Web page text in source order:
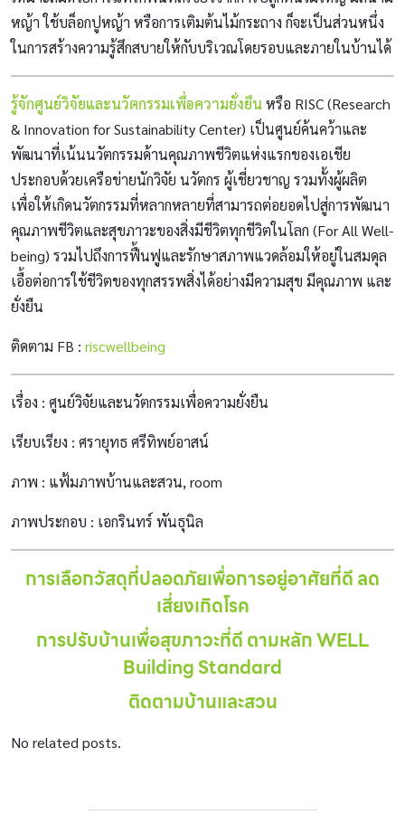
หญ้า ใช้บล็อกปูหญ้า หรือการเติมต้นไม้กระถาง ก็จะเป็นส่วนหนึ่ง
ในการสร้างความรู้สึกสบายให้กับบริเวณโดยรอบและภายในบ้านได้
รู้จักศูนย์วิจัยและนวัตกรรมเพื่อความยั่งยืนหรือ RISC (Research
& Innovation for Sustainability Center) เป็นศูนย์ค้นคว้าและ
พัฒนาที่เน้นนวัตกรรมด้านคุณภาพชีวิตแห่งแรกของเอเชีย
ประกอบด้วยเครือข่ายนักวิจัย นวัตกร ผู้เชี่ยวชาญ รวมทั้งผู้ผลิต
เพื่อให้เกิดนวัตกรรมที่หลากหลายที่สามารถต่อยอดไปสู่การพัฒนา
คุณภาพชีวิตและสุขภาวะของสิ่งมีชีวิตทุกชีวิตในโลก (For All Well-
being) รวมไปถึงการฟื้นฟูและรักษาสภาพแวดล้อมให้อยู่ในสมดุล
เอื้อต่อการใช้ชีวิตของทุกสรรพสิ่งได้อย่างมีความสุข มีคุณภาพ และ
ยั่งยืน
ติดตาม FB : riscwellbeing
เรื่อง : ศูนย์วิจัยและนวัตกรรมเพื่อความยั่งยืน
เรียบเรียง : ศรายุทธ ศรีทิพย์อาสน์
ภาพ : แฟ้มภาพบ้านและสวน, room
ภาพประกอบ : เอกรินทร์ พันธุนิล
การเลือกวัสดุที่ปลอดภัยเพื่อการอยู่อาศัยที่ดี ลด
เสี่ยงเกิดโรค
การปรับบ้านเพื่อสุขภาวะที่ดี ตามหลัก WELL
Building Standard
ติดตามบ้านและสวน
No related posts.